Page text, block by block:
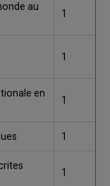
au
1
1
en
1
1
1